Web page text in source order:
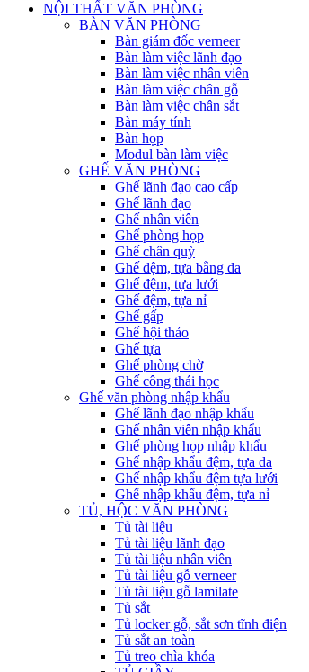
NỘI THẤT VĂN PHÒNG
BÀN VĂN PHÒNG
Bàn giám đốc verneer
Bàn làm việc lãnh đạo
Bàn làm việc nhân viên
Bàn làm việc chân gỗ
Bàn làm việc chân sắt
Bàn máy tính
Bàn họp
Modul bàn làm việc
GHẾ VĂN PHÒNG
Ghế lãnh đạo cao cấp
Ghế lãnh đạo
Ghế nhân viên
Ghế phòng họp
Ghế chân quỳ
Ghế đệm, tựa bằng da
Ghế đệm, tựa lưới
Ghế đệm, tựa nỉ
Ghế gấp
Ghế hội thảo
Ghế tựa
Ghế phòng chờ
Ghế công thái học
Ghế văn phòng nhập khẩu
Ghế lãnh đạo nhập khẩu
Ghế nhân viên nhập khẩu
Ghế phòng họp nhập khẩu
Ghế nhập khẩu đệm, tựa da
Ghế nhập khẩu đệm tựa lưới
Ghế nhập khẩu đệm, tựa nỉ
TỦ, HỘC VĂN PHÒNG
Tủ tài liệu
Tủ tài liệu lãnh đạo
Tủ tài liệu nhân viên
Tủ tài liệu gỗ verneer
Tủ tài liệu gỗ lamilate
Tủ sắt
Tủ locker gỗ, sắt sơn tĩnh điện
Tủ sắt an toàn
Tủ treo chìa khóa